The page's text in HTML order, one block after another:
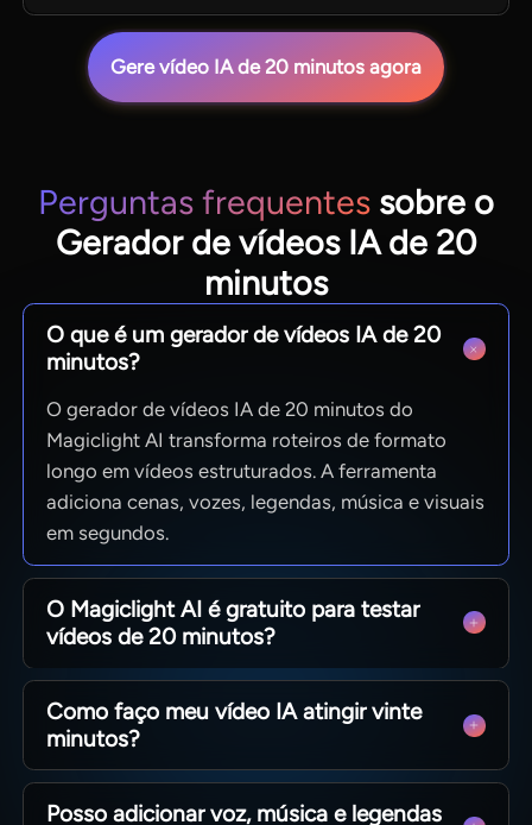
Gere vídeo IA de 20 minutos agora
Perguntas frequentes sobre o
Gerador de vídeos IA de 20
minutos
O que é um gerador de vídeos IA de 20
minutos?
O gerador de vídeos IA de 20 minutos do
Magiclight AI transforma roteiros de formato
longo em vídeos estruturados. A ferramenta
adiciona cenas, vozes, legendas, música e visuais
em segundos.
O Magiclight AI é gratuito para testar
vídeos de 20 minutos?
Você pode explorar o Magiclight AI antes de
migrar para um plano pago. Ao fazer isso, é
importante verificar os limites de exportação,
modelos disponíveis e ferramentas de sessão.
Como faço meu vídeo IA atingir vinte
minutos?
O comprimento do roteiro, a velocidade da
narração e o modo de direção afetam a duração
Posso adicionar voz, música e legendas